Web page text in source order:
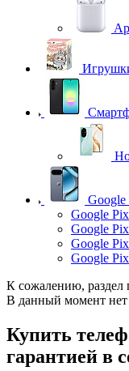
Google
Google
Google
Google
Google
К сожалению, раздел
В данный момент нет
Купить
гарантией в